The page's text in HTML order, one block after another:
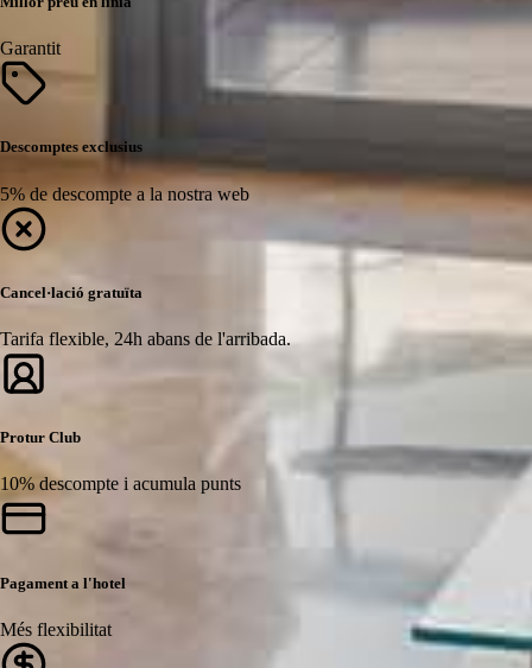
Garantit
Descomptes exclusius
5% de descompte a la nostra web
Cancel·lació gratuïta
Tarifa flexible, 24h abans de l'arribada.
Protur Club
10% descompte i acumula punts
Pagament a l'hotel
Més flexibilitat